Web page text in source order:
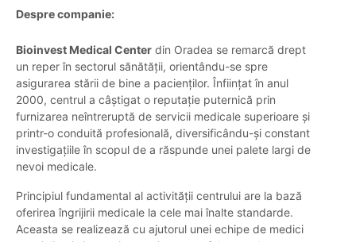
Despre companie:
Bioinvest Medical Center din Oradea se remarcă drept
un reper în sectorul sănătății, orientându-se spre
asigurarea stării de bine a pacienților. Înființat în anul
2000, centrul a câștigat o reputație puternică prin
furnizarea neîntreruptă de servicii medicale superioare și
printr-o conduită profesională, diversificându-și constant
investigațiile în scopul de a răspunde unei palete largi de
nevoi medicale.
Principiul fundamental al activității centrului are la bază
oferirea îngrijirii medicale la cele mai înalte standarde.
Aceasta se realizează cu ajutorul unei echipe de medici